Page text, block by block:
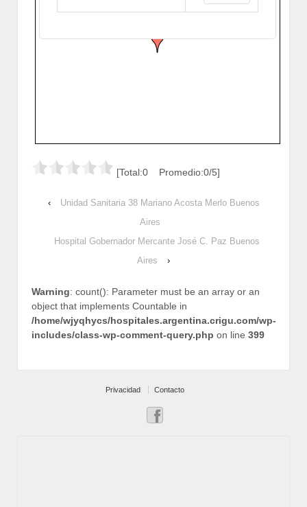
[Total:0 Promedio:0/5]
‹
Unidad Sanitaria 38 Mariano Acosta Merlo Buenos
Aires
Hospital Gobernador Mercante José C. Paz Buenos
Aires
›
Warning: count(): Parameter must be an array or an
object that implements Countable in
/home/wjyqhycs/hospitales.argentina.crigu.com/wp-
includes/class-wp-comment-query.php on line 399
Privacidad Contacto